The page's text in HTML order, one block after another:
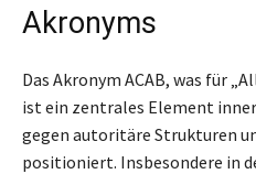
Akronyms
Das Akronym ACAB, was für
ist ein zentrales Element
gegen autoritäre Strukturen
positioniert. Insbesondere in